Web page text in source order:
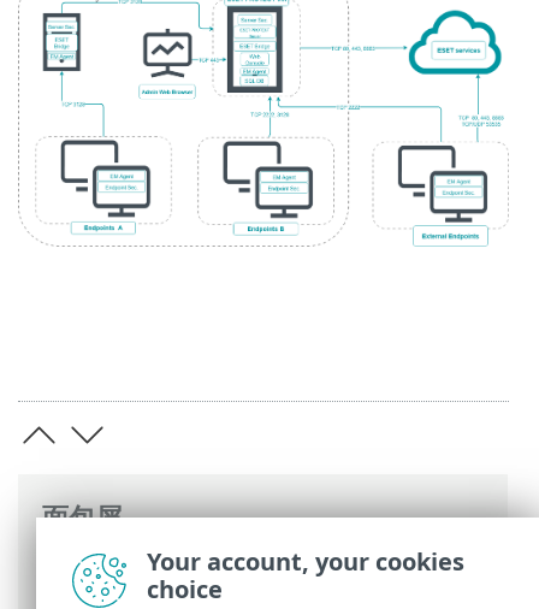
面包屑
ESET 联机帮助>ESET Bridge>ESET
Bridge 介绍> 代理链
Your account, your cookies
choice